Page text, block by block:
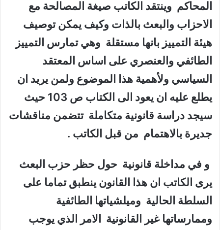
المحاكم وينتقد الكاتب صيغة المصالحة مع
الاحزاب والبعث بالذات وكيف يمكن توصيف
هيئة التمييز بانها مستقلة وهي تمارس التمييز
الطائفي والعنصري على اساس المعتقد
السياسي ولأهمية هذا الموضوع ولمن يريد ان
يطلع عليه ان يعود الى الكتاب ص 103 حيث
سيجد دراسة قانونية متكاملة تتضمن مناقشات
جديرة بالاهتمام من قبل الكاتب .
و في مداخلة قانونية حول حظر حزب البعث
يرى الكاتب ان هذا القانون ينطبق تماما على
السلطة الحالية وميلشياتها الطائفية
وممارساتها غير القانونية الامر الذي يوجب